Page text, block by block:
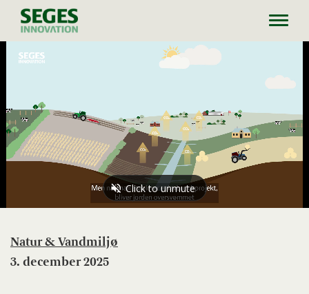
Natur & Vandmiljø
3. december 2025